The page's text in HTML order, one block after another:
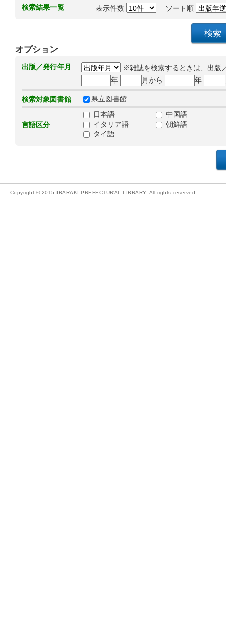
検索結果一覧 表示件数 ソート順
オプション
出版／発行年月
※雑誌を検索するときは、出版
年
月から 年
検索対象図書館 県立図書館
言語区分
日本語
中国語
イタリア語
朝鮮語
タイ語
Copyright © 2015-IBARAKI PREFECTURAL LIBRARY. All rights reserved.